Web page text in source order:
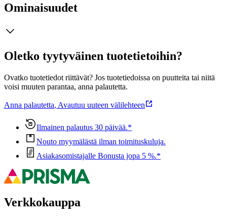
Ominaisuudet
Oletko tyytyväinen tuotetietoihin?
Ovatko tuotetiedot riittävät? Jos tuotetiedoissa on puutteita tai niitä
voisi muuten parantaa, anna palautetta.
Anna palautetta, Avautuu uuteen välilehteen
Ilmainen palautus 30 päivää.*
Nouto myymälästä ilman toimituskuluja.
Asiakasomistajalle Bonusta jopa 5 %.*
Verkkokauppa